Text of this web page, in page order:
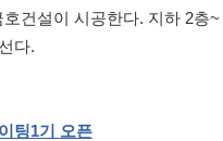
호건설이 시공한다. 지하 2층~
다.
팅1기 오픈